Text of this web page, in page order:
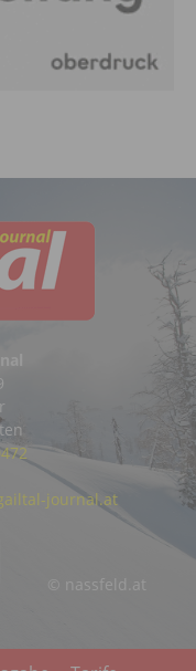
© nassfeld.at
journal.at